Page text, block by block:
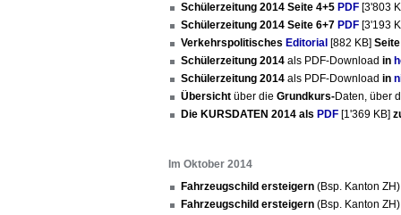
Schülerzeitung 2014 Seite 4+5 PDF [3'803
Schülerzeitung 2014 Seite 6+7 PDF [3'193
Verkehrspolitisches Editorial [882 KB]
Schülerzeitung 2014 als PDF-Download in
Schülerzeitung 2014 als PDF-Download in
Übersicht über die Grundkurs-Daten, über
Die KURSDATEN 2014 als PDF [1'369 KB]
Im Oktober 2014
Fahrzeugschild ersteigern (Bsp. Kanton
Fahrzeugschild ersteigern (Bsp. Kanton